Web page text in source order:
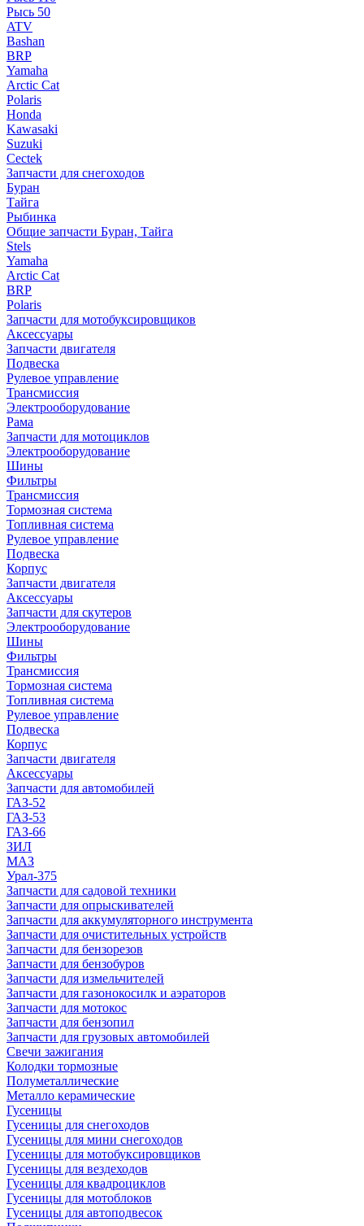
Рысь 50
ATV
Bashan
BRP
Yamaha
Arctic Cat
Polaris
Honda
Kawasaki
Suzuki
Cectek
Запчасти для снегоходов
Буран
Тайга
Рыбинка
Общие запчасти Буран, Тайга
Stels
Yamaha
Arctic Cat
BRP
Polaris
Запчасти для мотобуксировщиков
Аксессуары
Запчасти двигателя
Подвеска
Рулевое управление
Трансмиссия
Электрооборудование
Рама
Запчасти для мотоциклов
Электрооборудование
Шины
Фильтры
Трансмиссия
Тормозная система
Топливная система
Рулевое управление
Подвеска
Корпус
Запчасти двигателя
Аксессуары
Запчасти для скутеров
Электрооборудование
Шины
Фильтры
Трансмиссия
Тормозная система
Топливная система
Рулевое управление
Подвеска
Корпус
Запчасти двигателя
Аксессуары
Запчасти для автомобилей
ГАЗ-52
ГАЗ-53
ГАЗ-66
ЗИЛ
МАЗ
Урал-375
Запчасти для садовой техники
Запчасти для опрыскивателей
Запчасти для аккумуляторного инструмента
Запчасти для очистительных устройств
Запчасти для бензорезов
Запчасти для бензобуров
Запчасти для измельчителей
Запчасти для газонокосилк и аэраторов
Запчасти для мотокос
Запчасти для бензопил
Запчасти для грузовых автомобилей
Свечи зажигания
Колодки тормозные
Полуметаллические
Металло керамические
Гусеницы
Гусеницы для снегоходов
Гусеницы для мини снегоходов
Гусеницы для мотобуксировщиков
Гусеницы для вездеходов
Гусеницы для квадроциклов
Гусеницы для мотоблоков
Гусеницы для автоподвесок